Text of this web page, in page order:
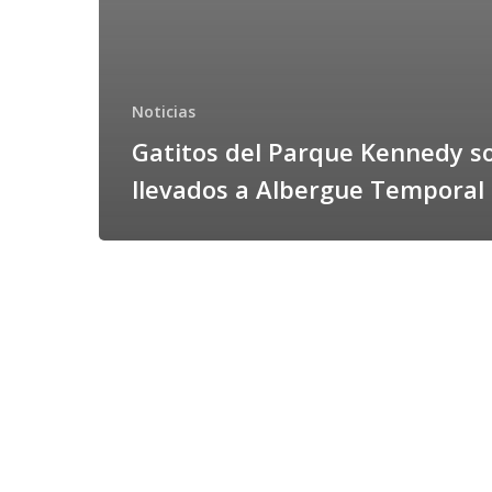
Noticias
Gatitos del Parque Kennedy
llevados a Albergue Temporal